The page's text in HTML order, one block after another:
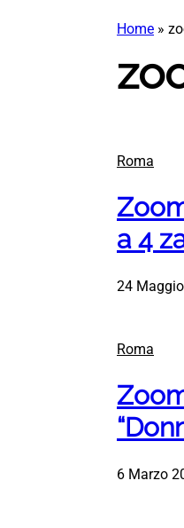
Home »
Roma
a 4
24
Roma
6 Marzo